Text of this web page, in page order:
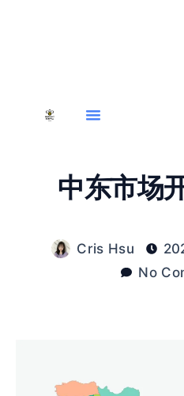
中东市场
Cris Hsu
No